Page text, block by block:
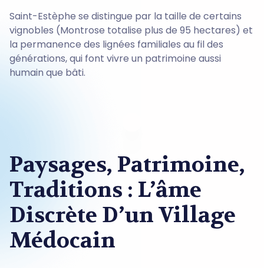
Saint-Estèphe se distingue par la taille de certains
vignobles (Montrose totalise plus de 95 hectares) et
la permanence des lignées familiales au fil des
générations, qui font vivre un patrimoine aussi
humain que bâti.
Paysages, Patrimoine,
Traditions : L’âme
Discrète D’un Village
Médocain